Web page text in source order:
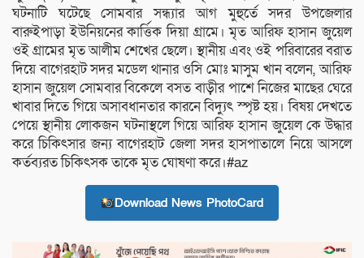
ঘটনাটি ঘটেছে সোমবার সন্ধ্যার আগ মুহুর্তে সদর উপজেলার
বারুইপাড়া ইউনিয়নের কার্ত্তিক দিয়া গ্রামে। মৃত আরিফ হাসান জুয়েল
ওই গ্রামের মৃত আলীম শেখের ছেলে। স্থানীয় এবং ওই পরিবারের বরাত
দিয়ে বাগেরহাট সদর মডেল থানার ওসি মোঃ মাসুম খান বলেন, আরিফ
হাসান জুয়েল সোমবার বিকেলে বসত বাড়ীর পাশে নিজের মাছের ঘেরে
খাবার দিতে গিয়ে অসাবধানতার কারনে বিদ্যুৎ স্পৃষ্ট হয়। বিষয় দেখতে
পেয়ে স্থানীয় লোকজন ঘটনাস্থলে গিয়ে আরিফ হাসান জুয়েল কে উদ্ধার
করে চিকিৎসার জন্য বাগেরহাট জেলা সদর হাসপাতালে নিয়ে আসলে
কর্তব্যরত চিকিৎসক তাকে মৃত ঘোষণা করে।#az
Download News PhotoCard